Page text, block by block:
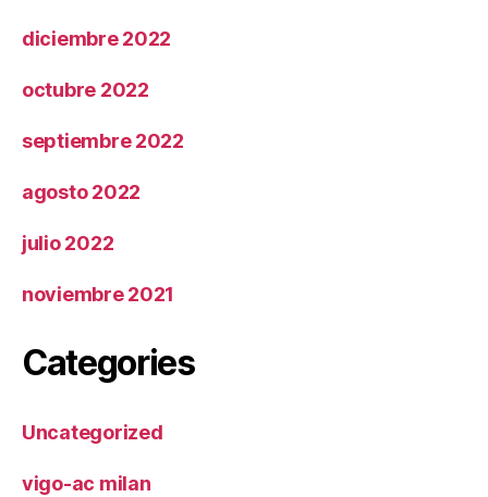
diciembre 2022
octubre 2022
septiembre 2022
agosto 2022
julio 2022
noviembre 2021
Categories
Uncategorized
vigo-ac milan